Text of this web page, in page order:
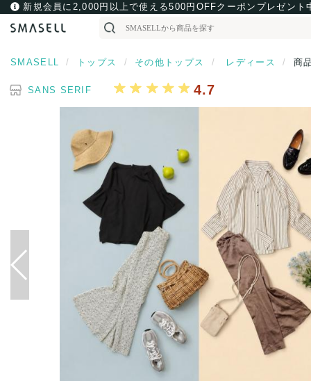
新規会員に2,000円以上で使える500円OFFクーポンプレゼント
SMASELL トップス その他トップス レディース 商
SANS SERIF 4.7